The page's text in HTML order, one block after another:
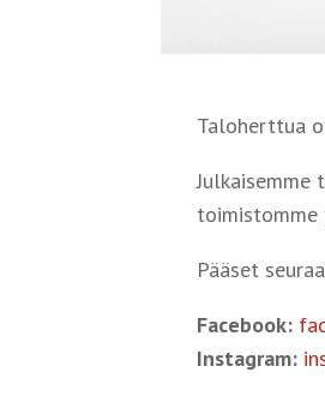
Taloherttua
toimistomme
Pääset
Facebook:
Instagram: